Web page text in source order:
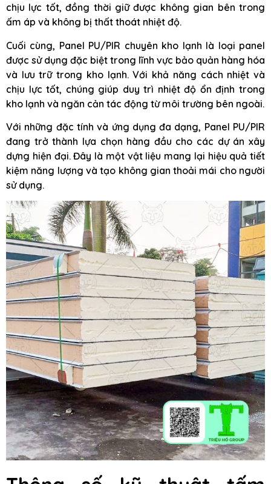
chịu lực tốt, đồng thời giữ được không gian bên trong
ấm áp và không bị thất thoát nhiệt độ.
Cuối cùng, Panel PU/PIR chuyên kho lạnh là loại panel
được sử dụng đặc biệt trong lĩnh vực bảo quản hàng hóa
và lưu trữ trong kho lạnh. Với khả năng cách nhiệt và
chịu lực tốt, chúng giúp duy trì nhiệt độ ổn định trong
kho lạnh và ngăn cản tác động từ môi trường bên ngoài.
Với những đặc tính và ứng dụng đa dạng, Panel PU/PIR
đang trở thành lựa chọn hàng đầu cho các dự án xây
dựng hiện đại. Đây là một vật liệu mang lại hiệu quả tiết
kiệm năng lượng và tạo không gian thoải mái cho người
sử dụng.